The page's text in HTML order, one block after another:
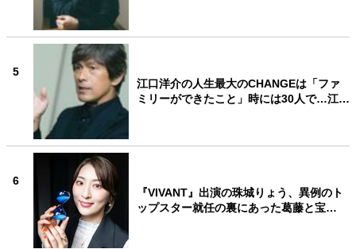
5
江口洋介の人生最大のCHANGEは「ファ
ミリーができたこと」時には30人で…江…
6
『VIVANT』出演の珠城りょう、異例のト
ップスター就任の裏にあった葛藤と宝…